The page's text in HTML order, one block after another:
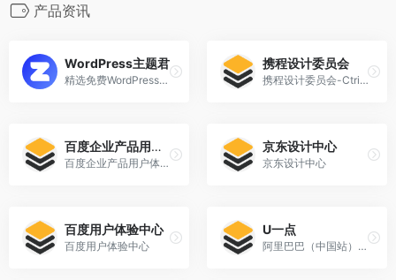
产品资讯
WordPress主题君
精选免费WordPress主题模板下载
携程设计委员会
携程设计委员会-Ctrip Design Committee
百度企业产品用户体验中心
百度企业产品用户体验中心
京东设计中心
京东设计中心
百度用户体验中心
百度用户体验中心
U一点
阿里巴巴（中国站）用户体验设计部博客U一点设计 UED团队